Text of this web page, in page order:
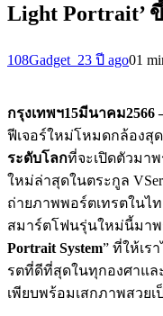
Light Portrait’
108Gadget_23 ปี ago01
กรุงเทพฯ15มีนาคม2566
ฟีเจอร์ใหม่โหมดกล้องสุ
ระดับโลกที่จะเปิดตัวมา
ใหม่ล่าสุดในตระกูล
ถ่ายภาพพอร์ตเทรตในไ
สมาร์ตโฟนรุ่นใหม่นี้มา
Portrait System” ที่ให้เร
รตที่ดีที่สุดในทุกองศาแ
เพียบพร้อมเสกภาพสวย